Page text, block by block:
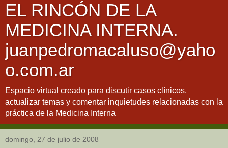
EL RINCÓN DE LA
MEDICINA INTERNA.
juanpedromacaluso@yaho
o.com.ar
Espacio virtual creado para discutir casos clínicos,
actualizar temas y comentar inquietudes relacionadas con la
práctica de la Medicina Interna
domingo, 27 de julio de 2008